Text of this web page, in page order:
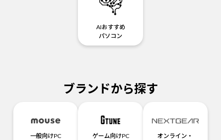
AIおすすめ
パソコン
ブランドから探す
一般向けPC ゲーム向けPC
オンライン・